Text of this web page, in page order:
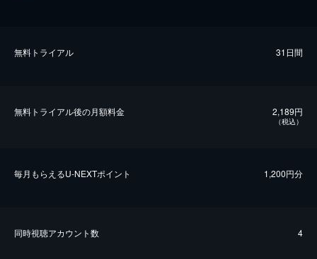
無料トライアル 31日間
無料トライアル後の⽉額料金 2,189円
（税込）
毎⽉もらえるU-NEXTポイント 1,200円分
同時視聴アカウント数 4